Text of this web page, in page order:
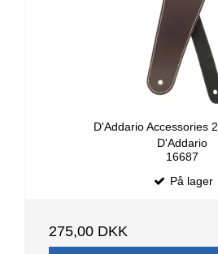
D'Addario Accessories
D'Addario
16687
På lager
275,00 DKK